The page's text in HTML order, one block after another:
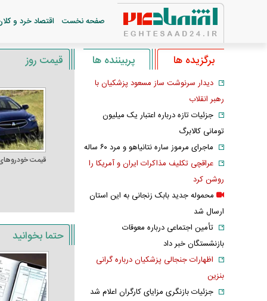
صفحه نخست اقتصاد خرد و
قیمت روز
قیمت
حتما بخوانید
برگزیده ها پربیننده ها
دیدار سرنوشت ساز مسعود پزشکیان با
رهبر انقلاب
جزئیات تازه درباره اعتبار یک میلیون
تومانی کالابرگ
ماجرای مرموز ساره نتانیاهو و مرد ۶۰ ساله
عراقچی تکلیف مذاکرات ایران و آمریکا را
روشن کرد
محموله جدید بابک زنجانی به این استان
ارسال شد
تأمین اجتماعی درباره معوقات
بازنشستگان خبر داد
اظهارات جنجالی پزشکیان درباره گرانی
بنزین
جزئیات بازنگری مزایای کارگران اعلام شد